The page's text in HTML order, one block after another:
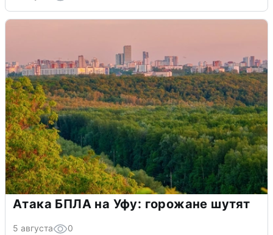
Атака БПЛА на Уфу: горожане шутят
5 августа 0